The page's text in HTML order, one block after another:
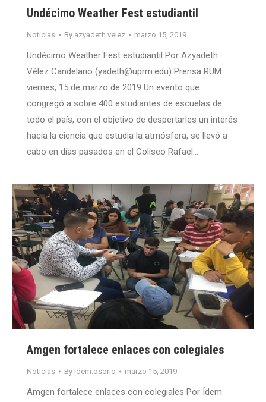
Undécimo Weather Fest estudiantil
Noticias By azyadeth.velez marzo 15, 2019
Undécimo Weather Fest estudiantil Por Azyadeth
Vélez Candelario (yadeth@uprm.edu) Prensa RUM
viernes, 15 de marzo de 2019 Un evento que
congregó a sobre 400 estudiantes de escuelas de
todo el país, con el objetivo de despertarles un interés
hacia la ciencia que estudia la atmósfera, se llevó a
cabo en días pasados en el Coliseo Rafael…
Amgen fortalece enlaces con colegiales
Noticias By idem.osorio marzo 15, 2019
Amgen fortalece enlaces con colegiales Por Ídem